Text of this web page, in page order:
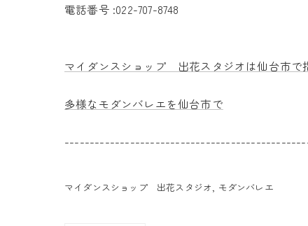
電話番号 :022-707-8748
マイダンスショップ 出花スタジオは仙台市で
多様なモダンバレエを仙台市で
マイダンスショップ 出花スタジオ モダンバレエ